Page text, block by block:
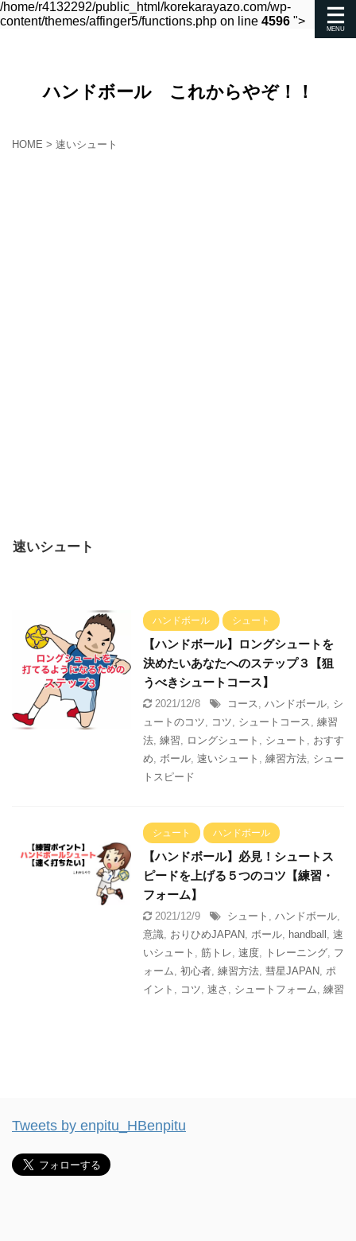
/home/r4132292/public_html/korekarayazo.com/wp-
content/themes/affinger5/functions.php on line 4596 ">
ハンドボール これからやぞ！！
HOME > 速いシュート
速いシュート
ハンドボール シュート
【ハンドボール】ロングシュートを
決めたいあなたへのステップ３【狙
うべきシュートコース】
2021/12/8 コース, ハンドボール, シ
ュートのコツ, コツ, シュートコース, 練習
法, 練習, ロングシュート , シュート , おすす
め, ボール, 速いシュート , 練習方法, シュー
トスピード
シュート ハンドボール
【ハンドボール】必見！シュートス
ピードを上げる５つのコツ【練習・
フォーム】
2021/12/9 シュート , ハンドボール,
意識, おりひめJAPAN, ボール, handball , 速
いシュート , 筋トレ, 速度, トレーニング, フ
ォーム, 初心者, 練習方法, 彗星JAPAN, ポ
イント , コツ, 速さ , シュートフォーム, 練習
Tweets by enpitu_HBenpitu